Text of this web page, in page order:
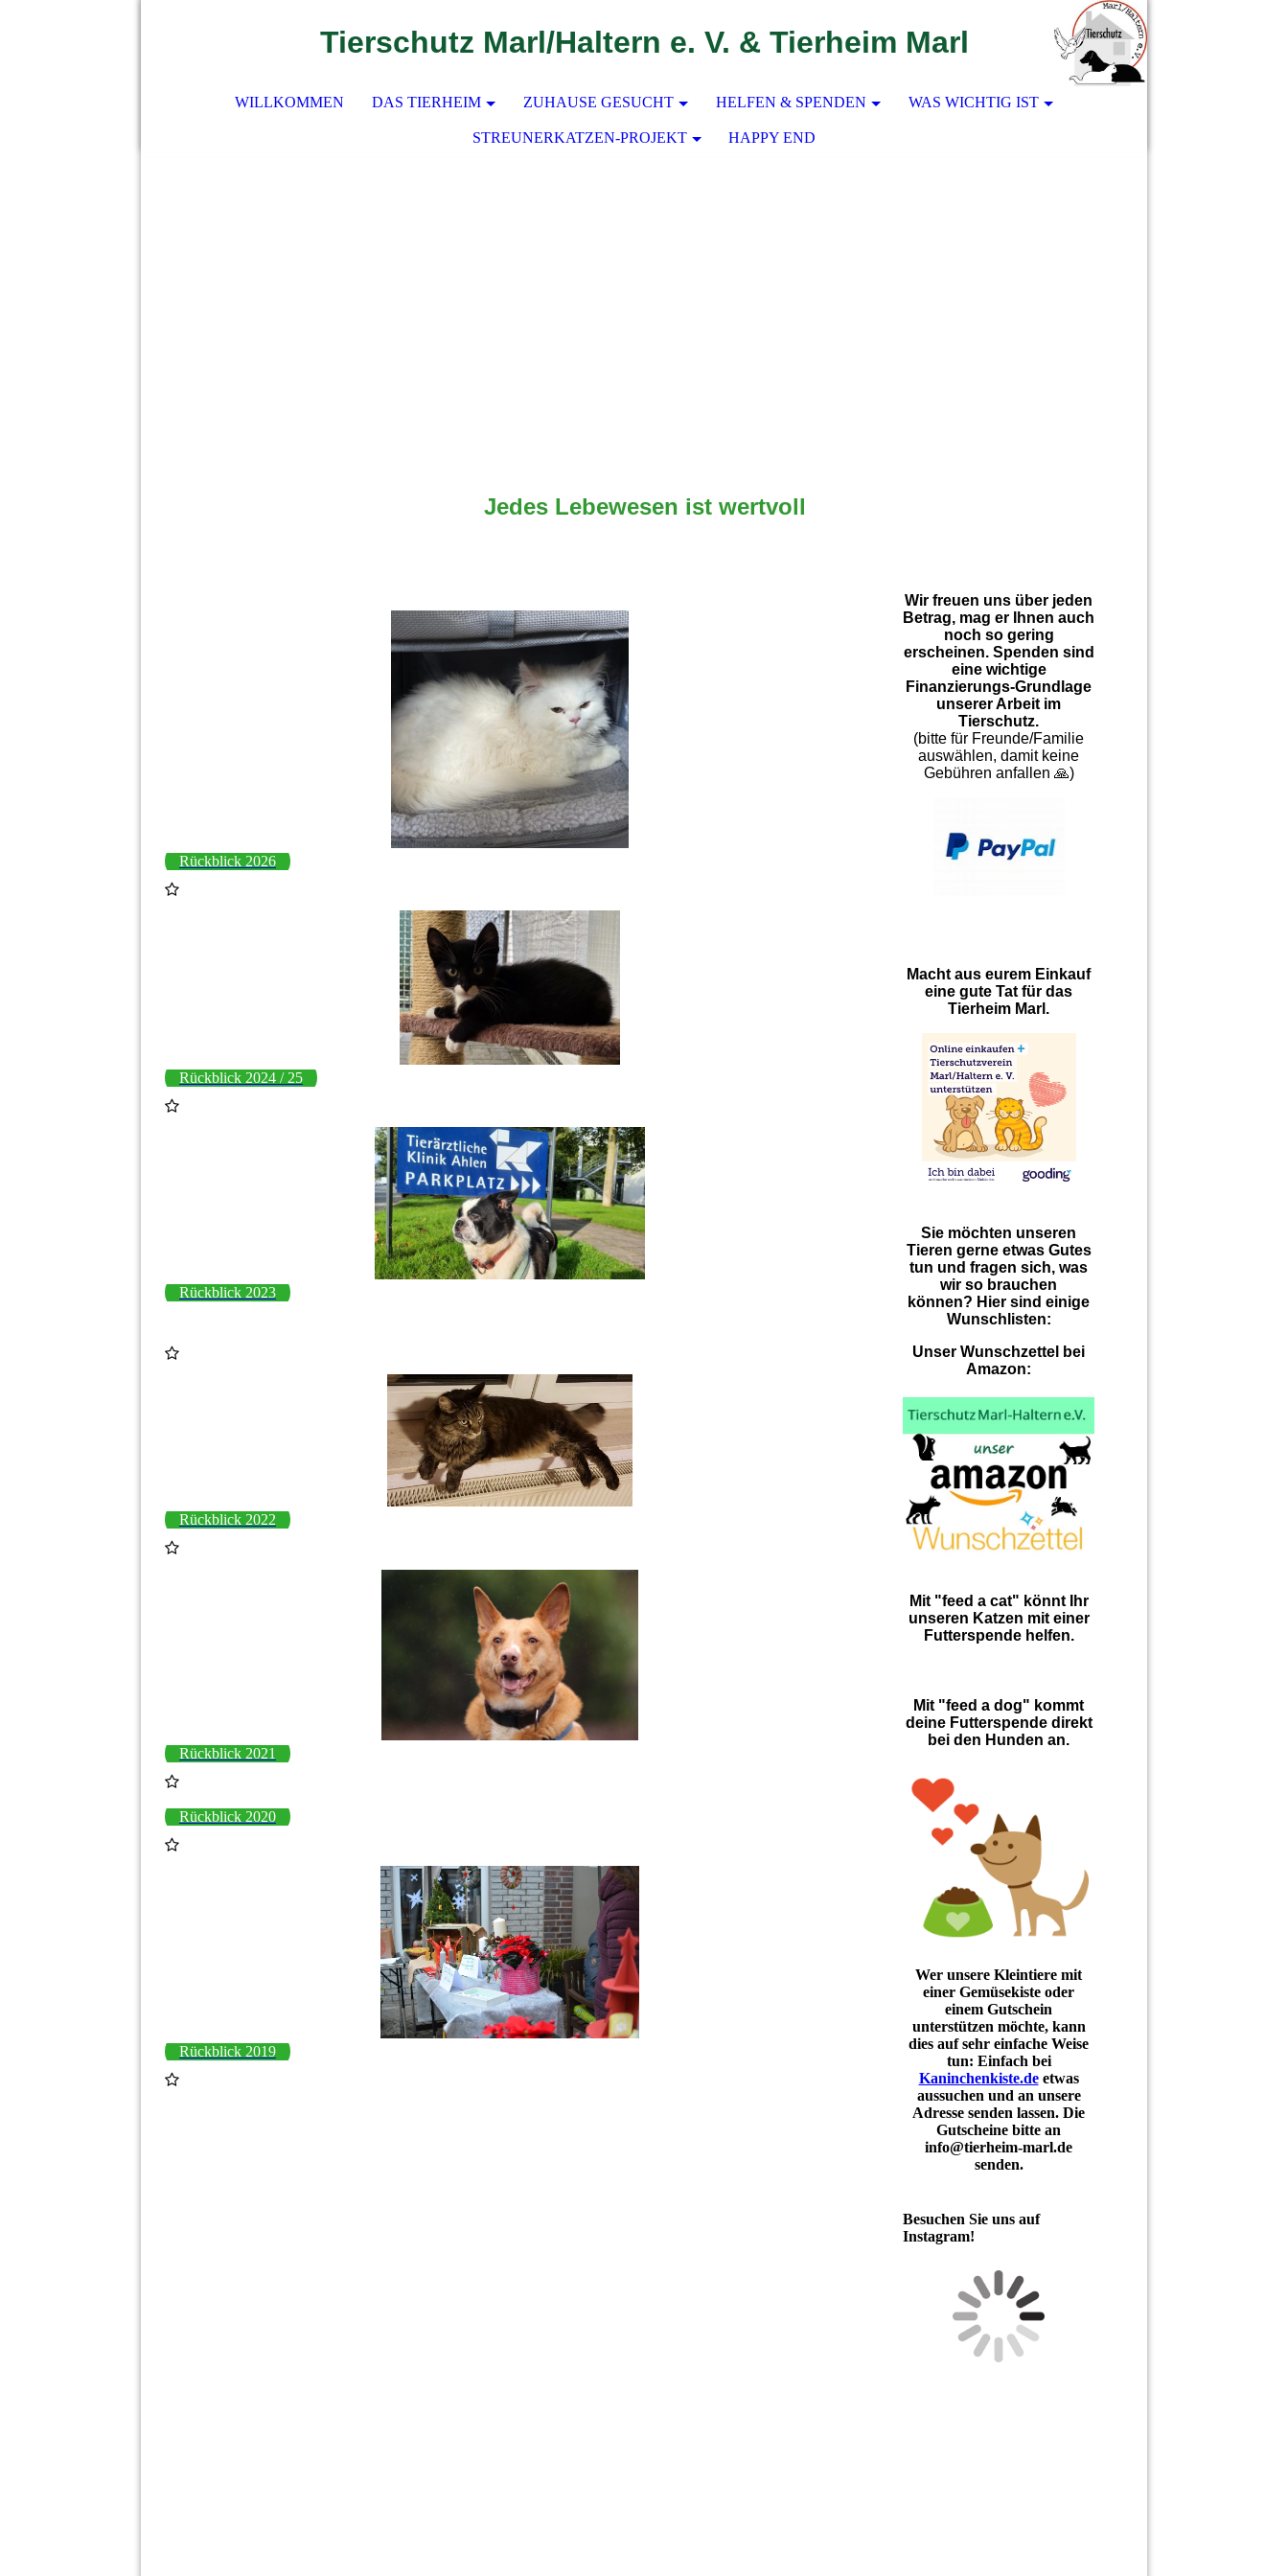
Tierschutz Marl/Haltern e. V. & Tierheim Marl
WILLKOMMEN DAS TIERHEIM ZUHAUSE GESUCHT HELFEN & SPENDEN WAS WICHTIG IST
STREUNERKATZEN-PROJEKT HAPPY END
Jedes Lebewesen ist wertvoll
Rückblick 2026
Rückblick 2024 / 25
Rückblick 2023
Rückblick 2022
Rückblick 2021
Rückblick 2020
Rückblick 2019
Wir freuen uns über jeden
Betrag, mag er Ihnen auch
noch so gering
erscheinen. Spenden sind
eine wichtige
Finanzierungs-Grundlage
unserer Arbeit im
Tierschutz.
(bitte für Freunde/Familie
auswählen, damit keine
Gebühren anfallen 🙏)
Macht aus eurem Einkauf
eine gute Tat für das
Tierheim Marl.
Sie möchten unseren
Tieren gerne etwas Gutes
tun und fragen sich, was
wir so brauchen
können? Hier sind einige
Wunschlisten:
Unser Wunschzettel bei
Amazon:
Mit "feed a cat" könnt Ihr
unseren Katzen mit einer
Futterspende helfen.
Mit "feed a dog" kommt
deine Futterspende direkt
bei den Hunden an.
Wer unsere Kleintiere mit
einer Gemüsekiste oder
einem Gutschein
unterstützen möchte, kann
dies auf sehr einfache Weise
tun: Einfach bei
Kaninchenkiste.deetwas
aussuchen und an unsere
Adresse senden lassen. Die
Gutscheine bitte an
info@tierheim-marl.de
senden.
Besuchen Sie uns auf
Instagram!